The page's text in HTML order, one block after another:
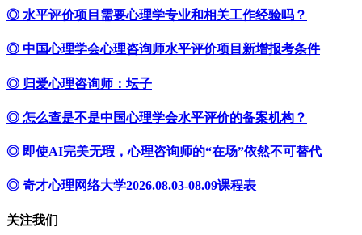
◎ 水平评价项目需要心理学专业和相关工作经验吗？
◎ 中国心理学会心理咨询师水平评价项目新增报考条件
◎ 归爱心理咨询师：坛子
◎ 怎么查是不是中国心理学会水平评价的备案机构？
◎ 即使AI完美无瑕，心理咨询师的“在场”依然不可替代
◎ 奇才心理网络大学2026.08.03-08.09课程表
关注我们